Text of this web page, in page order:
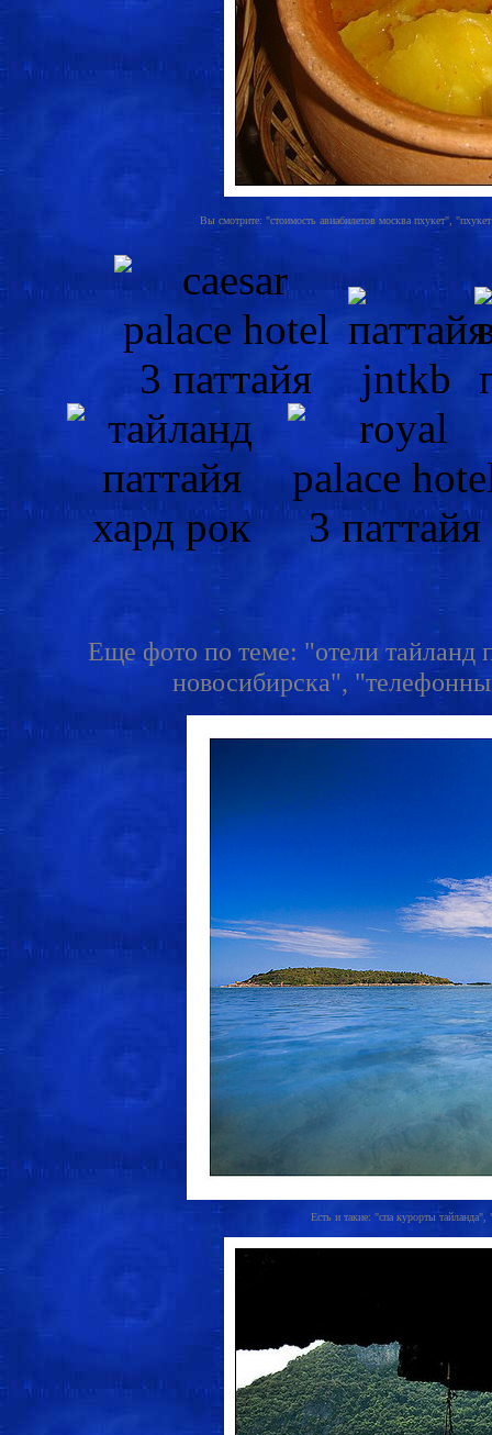
Вы смотрите: "стоимость авиабилетов москва пхукет",
Еще фото по теме: "отели тайланд
новосибирска",
Есть и такие: "спа курорты